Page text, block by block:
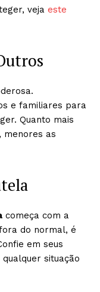
veja este
e familiares para
Quanto mais
menores as
começa com a
do normal, é
em seus
situação